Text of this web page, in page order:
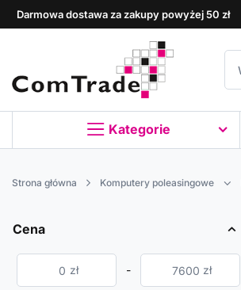
Darmowa dostawa za zakupy powyżej 50 zł
Kategorie
Strona główna Komputery poleasingowe
Cena
zł - zł